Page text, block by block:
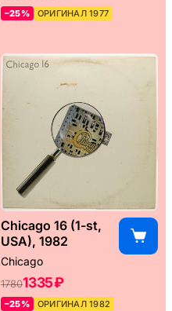
–25% ОРИГИНАЛ 1977
Chicago 16 (1-st,
USA), 1982
Chicago
17801335 ₽
–25% ОРИГИНАЛ 1982